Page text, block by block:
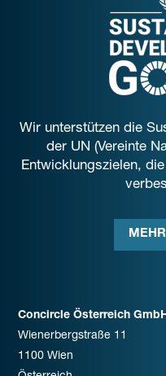
Wir unterstützen die
der UN (Vereinte
Entwicklungszielen,
Concircle Österreich
Wienerbergstraße 11
1100 Wien